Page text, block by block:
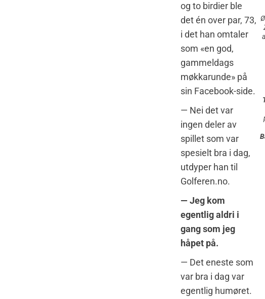
og to birdier ble
det én over par, 73,
i det han omtaler
som «en god,
gammeldags
møkkarunde» på
sin Facebook-side.
— Nei det var
ingen deler av
spillet som var
spesielt bra i dag,
utdyper han til
Golferen.no.
— Jeg kom
egentlig aldri i
gang som jeg
håpet på.
— Det eneste som
var bra i dag var
egentlig humøret.